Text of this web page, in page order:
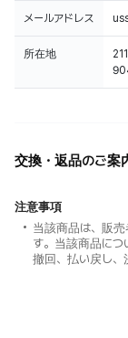
メールアドレス
所在地
交換・返品のご案
注意事項
当該商品は、販
す。当該商品につ
撤回、払い戻し、